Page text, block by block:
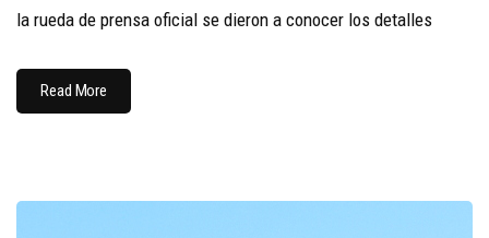
la rueda de prensa oficial se dieron a conocer los detalles
Read More